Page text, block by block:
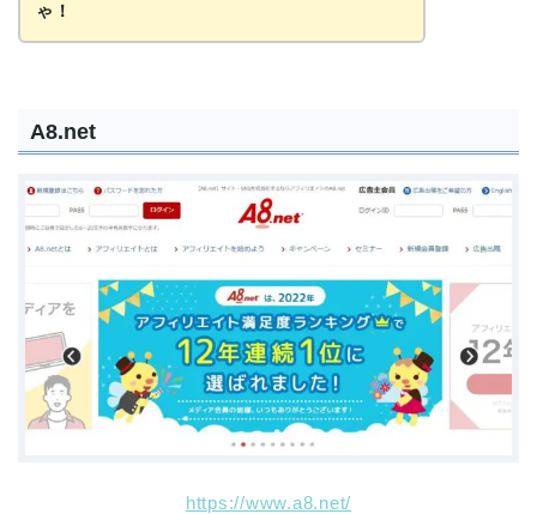
ゃ！
A8.net
https://www.a8.net/